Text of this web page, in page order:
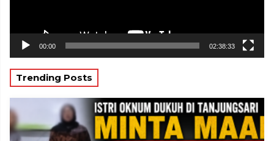
00:00 02:38:33
Trending Posts